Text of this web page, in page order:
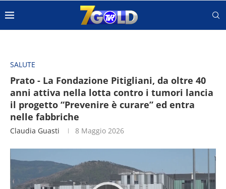
SALUTE
Prato - La Fondazione Pitigliani, da oltre 40
anni attiva nella lotta contro i tumori lancia
il progetto “Prevenire è curare” ed entra
nelle fabbriche
Claudia Guasti 8 Maggio 2026
Player